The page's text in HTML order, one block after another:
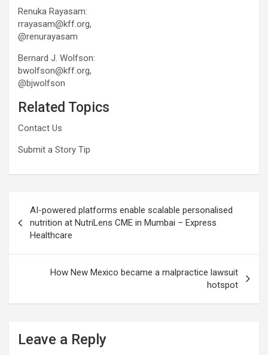
Renuka Rayasam:
rrayasam@kff.org,
@renurayasam
Bernard J. Wolfson:
bwolfson@kff.org,
@bjwolfson
Related Topics
Contact Us
Submit a Story Tip
navigation
AI-powered platforms enable scalable personalised
nutrition at NutriLens CME in Mumbai – Express
Healthcare
How New Mexico became a malpractice lawsuit
hotspot
Leave a Reply